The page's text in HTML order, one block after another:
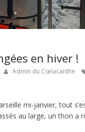
en hiver !
Admin du Cœlacanthe
mi-janvier, tout
au large, un thon a